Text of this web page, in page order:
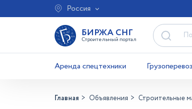
Россия
БИРЖА СНГ
Строительный портал
Аренда спецтехники
Главная Объявления Строительные